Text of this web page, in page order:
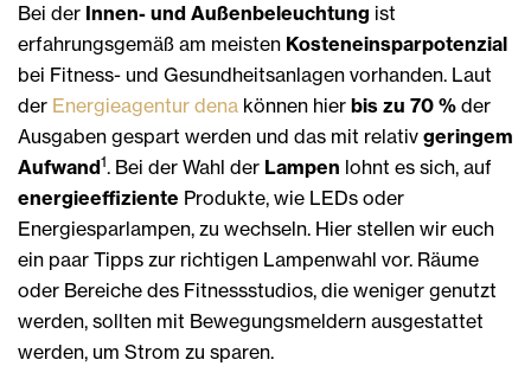
Bei der Innen- und Außenbeleuchtung ist
erfahrungsgemäß am meisten Kosteneinsparpotenzial
bei Fitness- und Gesundheitsanlagen vorhanden. Laut
der Energieagentur dena können hier bis zu 70 % der
Ausgaben gespart werden und das mit relativ geringem
Aufwand1. Bei der Wahl der Lampen lohnt es sich, auf
energieeffiziente Produkte, wie LEDs oder
Energiesparlampen, zu wechseln. Hier stellen wir euch
ein paar Tipps zur richtigen Lampenwahl vor. Räume
oder Bereiche des Fitnessstudios, die weniger genutzt
werden, sollten mit Bewegungsmeldern ausgestattet
werden, um Strom zu sparen.